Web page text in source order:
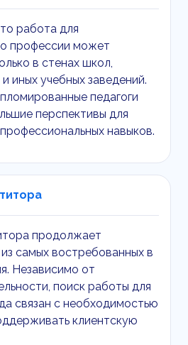
работа для
профессии может
в стенах школ,
иных учебных заведений.
педагоги
перспективы для
навыков.
продолжает
самых востребованных в
Независимо от
поиск работы для
связан с необходимостью
клиентскую